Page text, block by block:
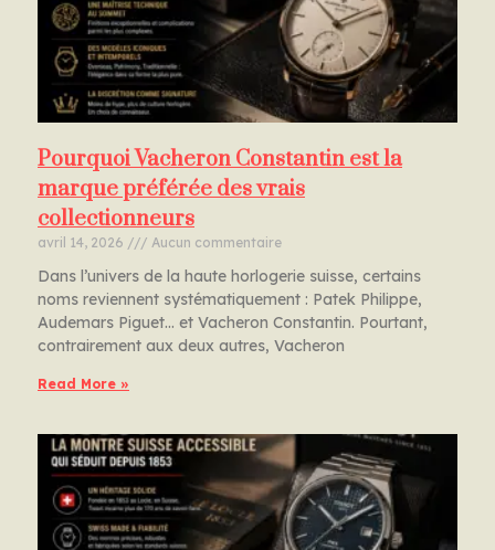
Pourquoi Vacheron Constantin est la
marque préférée des vrais
collectionneurs
avril 14, 2026 Aucun commentaire
Dans l’univers de la haute horlogerie suisse, certains
noms reviennent systématiquement : Patek Philippe,
Audemars Piguet… et Vacheron Constantin. Pourtant,
contrairement aux deux autres, Vacheron
Read More »